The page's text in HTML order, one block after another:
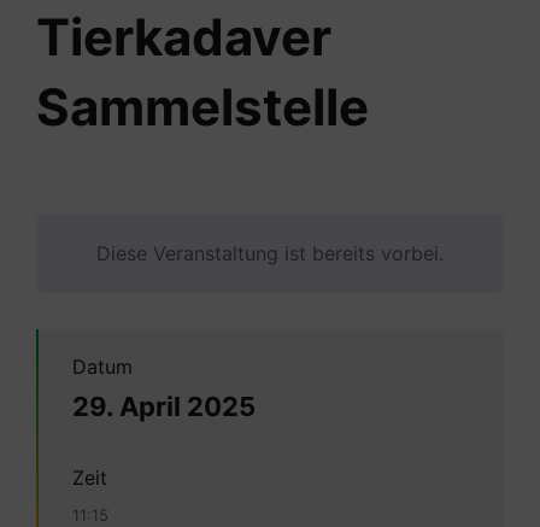
Tierkadaver
Sammelstelle
Diese Veranstaltung ist bereits vorbei.
Datum
29. April 2025
Zeit
11:15